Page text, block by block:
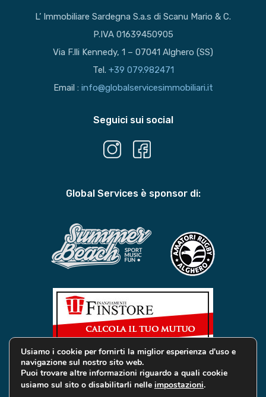
L’ Immobiliare Sardegna S.a.s di Scanu Mario & C.
P.IVA 01639450905
Via F.lli Kennedy, 1 – 07041 Alghero (SS)
Tel. +39 079.982471
Email : info@globalservicesimmobiliari.it
Seguici sui social
Global Services è sponsor di:
© 2019 Global Services Immobiliari | All rights reserved |
Usiamo i cookie per fornirti la miglior esperienza d'uso e
navigazione sul nostro sito web.
Puoi trovare altre informazioni riguardo a quali cookie
usiamo sul sito o disabilitarli nelle impostazioni.